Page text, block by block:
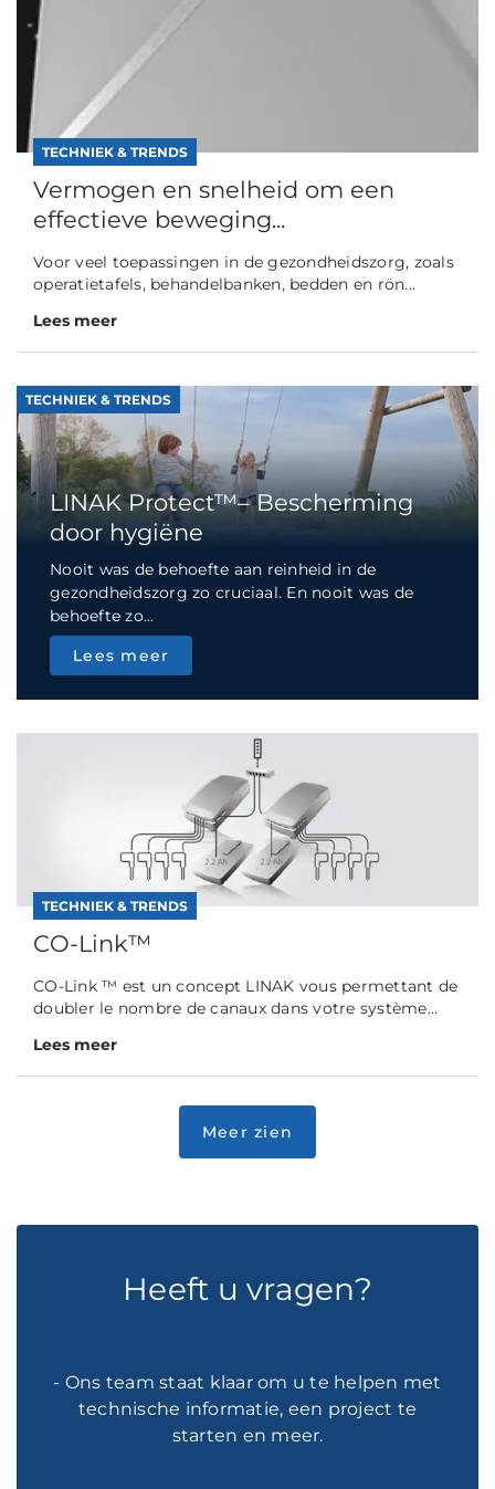
TECHNIEK & TRENDS
Vermogen en snelheid om een
effectieve beweging...
Voor veel toepassingen in de gezondheidszorg, zoals
operatietafels, behandelbanken, bedden en rön...
Lees meer
TECHNIEK & TRENDS
LINAK Protect™– Bescherming
door hygiëne
Nooit was de behoefte aan reinheid in de
gezondheidszorg zo cruciaal. En nooit was de
behoefte zo...
Lees meer
TECHNIEK & TRENDS
CO-Link™
CO-Link ™ est un concept LINAK vous permettant de
doubler le nombre de canaux dans votre système...
Lees meer
Heeft u vragen?
- Ons team staat klaar om u te helpen met
technische informatie, een project te
starten en meer.